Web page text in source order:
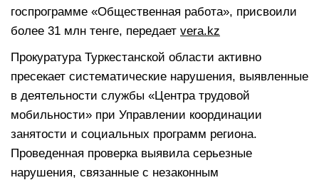
госпрограмме «Общественная работа», присвоили
более 31 млн тенге, передает vera.kz
Прокуратура Туркестанской области активно
пресекает систематические нарушения, выявленные
в деятельности службы «Центра трудовой
мобильности» при Управлении координации
занятости и социальных программ региона.
Проведенная проверка выявила серьезные
нарушения, связанные с незаконным